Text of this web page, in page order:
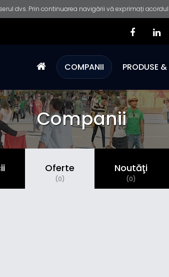
dvs. Prin continuarea navigării vă exprimați
COMPANII PRODUSE
Companii
Oferte
(0)
Noutăţi
(0)